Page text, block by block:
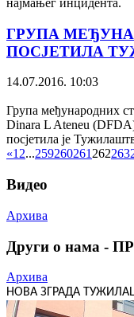
најмањег инцидента.
ГРУПА
ПОСЈЕТИЛА
14.07.2016. 10:03
Група међународних
Dinara L Ateneu
посјетила је
«12...259260261262263
Видео
Архива
Други о нама -
Архива
НОВА ЗГРАДА